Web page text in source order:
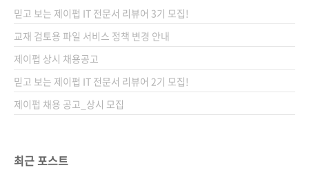
믿고 보는 제이펍 IT 전문서 리뷰어 3기 모집!
교재 검토용 파일 서비스 정책 변경 안내
제이펍 상시 채용공고
믿고 보는 제이펍 IT 전문서 리뷰어 2기 모집!
제이펍 채용 공고_상시 모집
최근 포스트